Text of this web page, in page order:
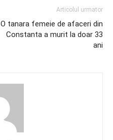
Articolul urmator
O tanara femeie de afaceri din
Constanta a murit la doar 33
ani